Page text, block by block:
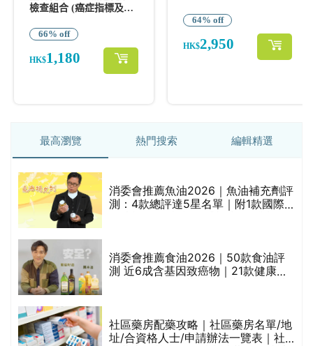
最高瀏覽 熱門搜索 編輯精選
消委會推薦魚油2026｜魚油補充劑評
測：4款總評達5星名單｜附1款國際
消委會推薦食油2026｜50款食油評
測 近6成含基因致癌物｜21款健康煮
社區藥房配藥攻略｜社區藥房名單/地
址/合資格人士/申請辦法一覽表｜社